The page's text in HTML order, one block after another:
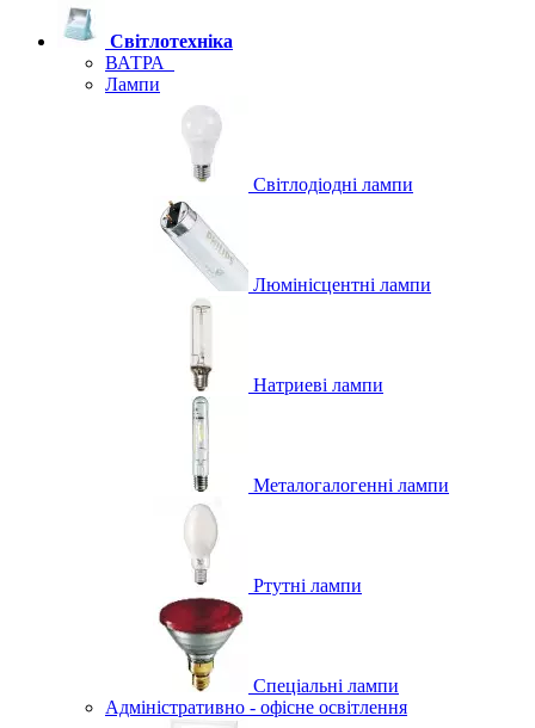
Світлотехніка
ВАТРА
Лампи
Світлодіодні лампи
Люмінісцентні лампи
Натриеві лампи
Металогалогенні лампи
Ртутні лампи
Спеціальні лампи
Адміністративно - офісне освітлення